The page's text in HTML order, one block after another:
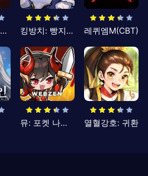
조선협객전 클래식 킹방치: 빵지의 제왕 레퀴엠M(CBT)
뮤: 포켓 나이츠 열혈강호: 귀환